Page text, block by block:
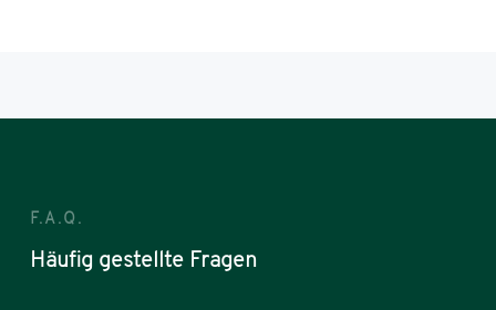
F.A.Q.
Häufig gestellte Fragen